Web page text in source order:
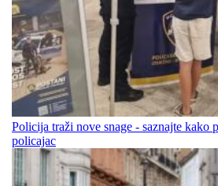
Policija traži nove snage - saznajte kako
policajac